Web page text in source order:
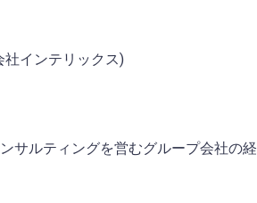
インテリックス)
サルティングを営むグループ会社の経